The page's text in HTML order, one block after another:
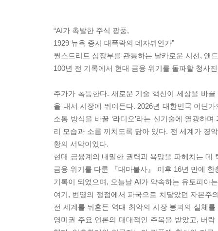
“AI가 촉발한 주식 광풍,
1929 뉴욕 증시 대폭락의 데자뷔인가”
월스트리트 심장부를 관통하는 날카로운 시선, 앤
100년 전 기록에서 현대 금융 위기를 돌파할 청사
주가가 폭등한다. 새로운 기술 혁신이 세상을 바
을 내서 시장에 뛰어든다. 2026년 대한민국 어딘
소통 방식을 바꿀 ‘라디오’라는 신기술에 열광하
리 모습과 소름 끼치도록 닮아 있다. 전 세계가 경
황의 서막이었다.
현대 금융계의 내밀한 권력과 욕망을 파헤치는
금융 위기를 다룬 『대마불사』 이후 16년 만에
기록이 되었으며, 오늘날 AI가 약속하는 유토피아
여기, 번영의 정점에서 파국으로 치달았던 자본주
전 세계를 뒤흔든 역대 최악의 시장 붕괴의 실체
영미권 주요 언론의 대대적인 주목을 받았고, 버